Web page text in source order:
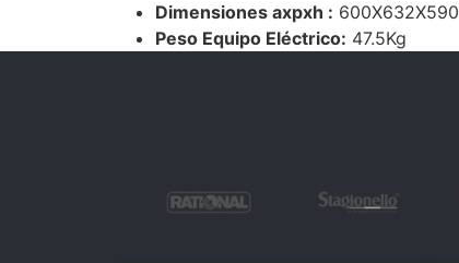
Dimensiones axpxh :
Peso Equipo Eléctrico: 47.5Kg